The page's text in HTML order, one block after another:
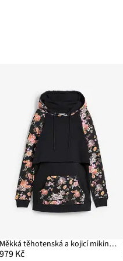
Měkká těhotenská a kojicí mikina 2 v 1
979 Kč